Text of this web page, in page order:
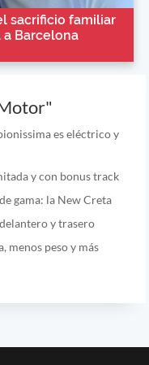
sacrificio familiar
Barcelona
es eléctrico y
y con bonus track
gama: la New Creta
y trasero
menos peso y más